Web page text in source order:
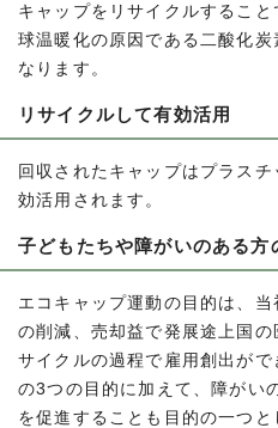
キャップをリサイクルするこ
球温暖化の原因である二酸化
なります。
リサイクルして有効活用
回収されたキャップはプラス
効活用されます。
子どもたちや障がいのある方
エコキャップ運動の目的は、
の削減、売却益で発展途上国
サイクルの過程で雇用創出がで
の3つの目的に加えて、障がい
を促進することも目的の一つ